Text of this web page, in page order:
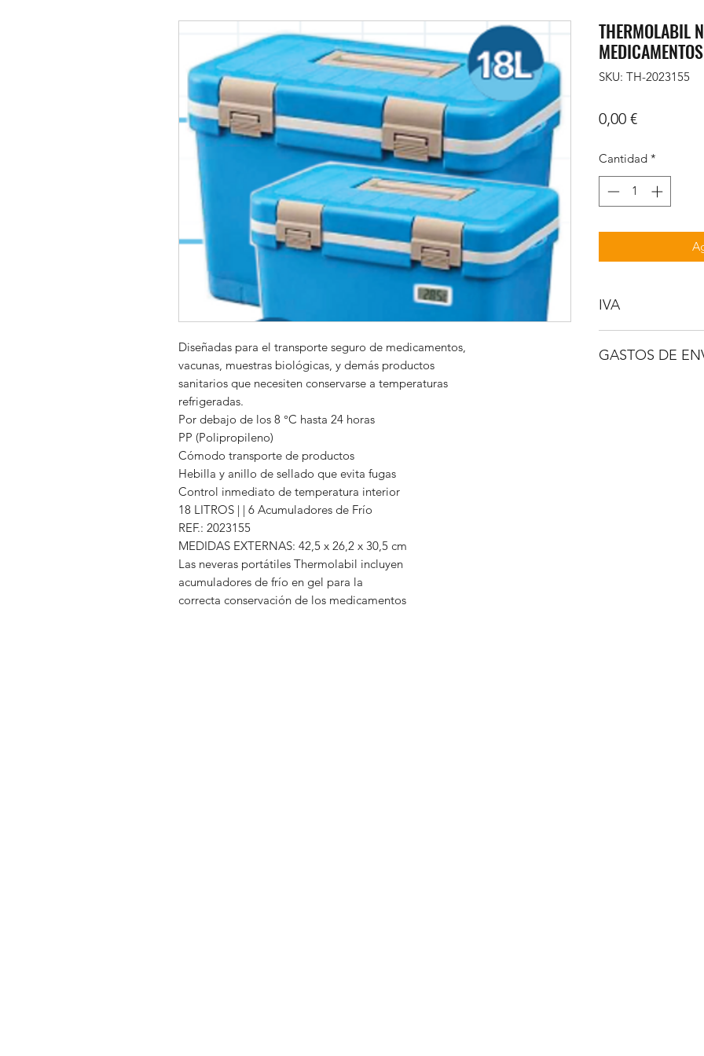
Diseñadas para el transporte seguro de medicamentos,
vacunas, muestras biológicas, y demás productos
sanitarios que necesiten conservarse a temperaturas
refrigeradas.
Por debajo de los 8 °C hasta 24 horas
PP (Polipropileno)
Cómodo transporte de productos
Hebilla y anillo de sellado que evita fugas
Control inmediato de temperatura interior
18 LITROS | | 6 Acumuladores de Frío
REF.: 2023155
MEDIDAS EXTERNAS: 42,5 x 26,2 x 30,5 cm
Las neveras portátiles Thermolabil incluyen
acumuladores de frío en gel para la
correcta conservación de los medicamentos
THERMOLABIL
SKU: TH-2023155
0,00 €Precio
Cantidad *
IVA
GASTOS DE